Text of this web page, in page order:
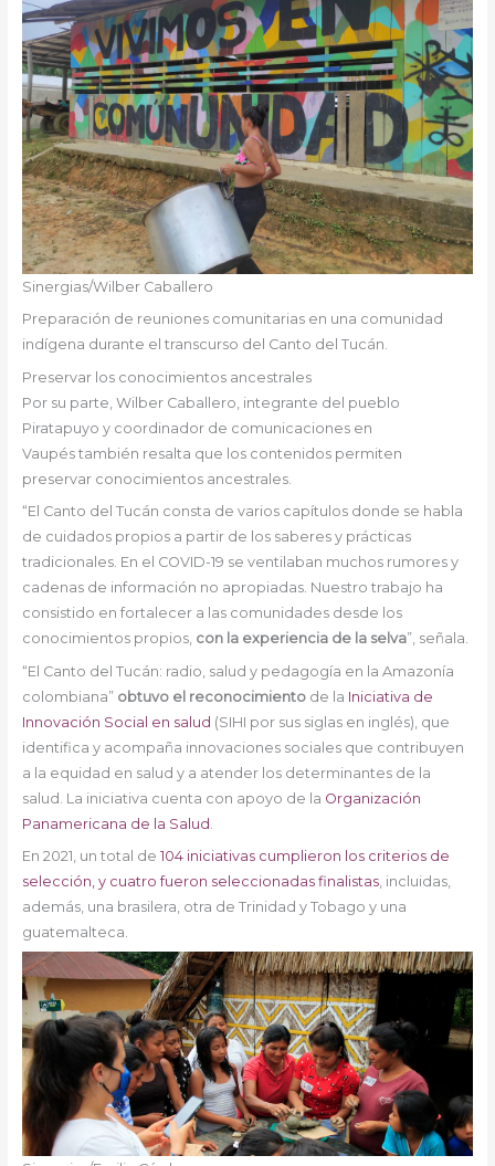
Sinergias/Wilber Caballero
Preparación de reuniones comunitarias en una comunidad
indígena durante el transcurso del Canto del Tucán.
Preservar los conocimientos ancestrales
Por su parte, Wilber Caballero, integrante del pueblo
Piratapuyo y coordinador de comunicaciones en
Vaupés también resalta que los contenidos permiten
preservar conocimientos ancestrales.
“El Canto del Tucán consta de varios capítulos donde se habla
de cuidados propios a partir de los saberes y prácticas
tradicionales. En el COVID-19 se ventilaban muchos rumores y
cadenas de información no apropiadas. Nuestro trabajo ha
consistido en fortalecer a las comunidades desde los
conocimientos propios, con la experiencia de la selva”, señala.
“El Canto del Tucán: radio, salud y pedagogía en la Amazonía
colombiana” obtuvo el reconocimientode la Iniciativa de
Innovación Social en salud (SIHI por sus siglas en inglés), que
identifica y acompaña innovaciones sociales que contribuyen
a la equidad en salud y a atender los determinantes de la
salud. La iniciativa cuenta con apoyo de la Organización
Panamericana de la Salud
En 2021, un total de 104 iniciativas cumplieron los criterios de
selección, y cuatro fueron seleccionadas finalistas, incluidas,
además, una brasilera, otra de Trinidad y Tobago y una
guatemalteca.